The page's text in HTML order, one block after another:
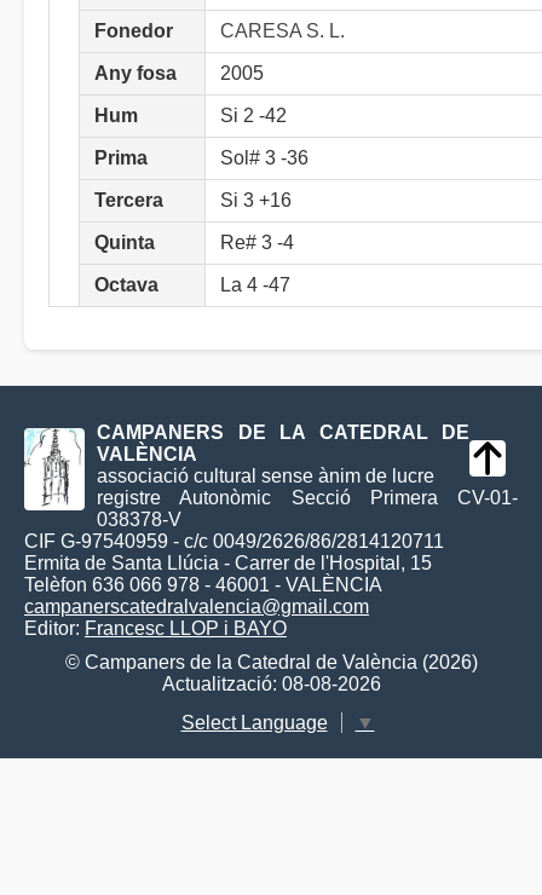
Fonedor CARESA S. L.
Any fosa 2005
Hum Si 2 -42
Prima Sol# 3 -36
Tercera Si 3 +16
Quinta Re# 3 -4
Octava La 4 -47
CAMPANERS DE LA CATEDRAL DE
VALÈNCIA
associació cultural sense ànim de lucre
registre Autonòmic Secció Primera CV-01-
038378-V
CIF G-97540959 - c/c 0049/2626/86/2814120711
Ermita de Santa Llúcia - Carrer de l'Hospital, 15
Telèfon 636 066 978 - 46001 - VALÈNCIA
campanerscatedralvalencia@gmail.com
Editor: Francesc LLOP i BAYO
© Campaners de la Catedral de València (2026)
Actualització: 08-08-2026
Select Language
▼